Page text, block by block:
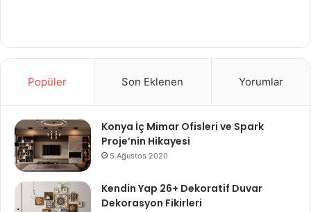
Popüler Son Eklenen Yorumlar
Konya İç Mimar Ofisleri ve Spark
Proje’nin Hikayesi
5 Ağustos 2020
Kendin Yap 26+ Dekoratif Duvar
Dekorasyon Fikirleri